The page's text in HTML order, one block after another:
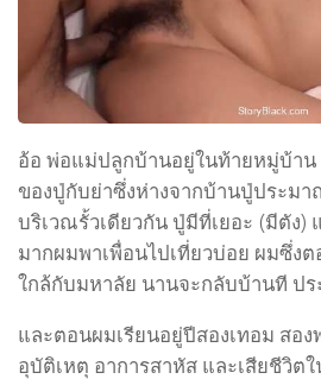
อ้อ พ่อแม่ปลูกบ้านอยู่ในท้ายหมู่บ้าน
ของปู่กับย่าซึ่งห่างจากบ้านปู่ประม
บริเวณรั้วเดียวกัน ปู่มีที่เยอะ (มีตัง)
มากผมพาเพื่อนไปเที่ยวบ่อย ผมซึ่งต
ใกล้กับมหาลัย นานจะกลับบ้านที ป
และตอนผมเรียนอยู่ปีสองเทอม สอ
อุบัติเหตุ อาการสาหัส และเสียชีวิต